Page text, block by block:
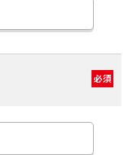
必須